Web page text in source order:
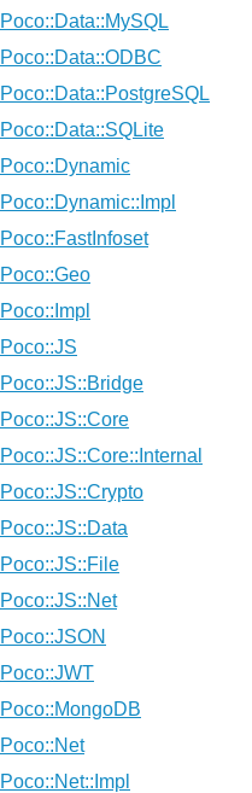
Poco::Data::MySQL
Poco::Data::ODBC
Poco::Data::PostgreSQL
Poco::Data::SQLite
Poco::Dynamic
Poco::Dynamic::Impl
Poco::FastInfoset
Poco::Geo
Poco::Impl
Poco::JS
Poco::JS::Bridge
Poco::JS::Core
Poco::JS::Core::Internal
Poco::JS::Crypto
Poco::JS::Data
Poco::JS::File
Poco::JS::Net
Poco::JSON
Poco::JWT
Poco::MongoDB
Poco::Net
Poco::Net::Impl